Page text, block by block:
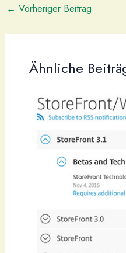
← Vorheriger Beitrag
Ähnliche